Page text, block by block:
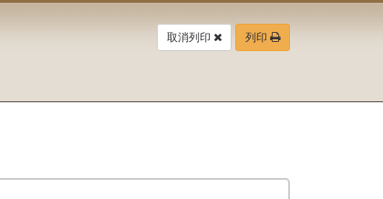
取消列印 列印